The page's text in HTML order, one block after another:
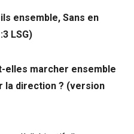
ensemble, Sans en
LSG)
elles marcher ensemble
la direction ? (version